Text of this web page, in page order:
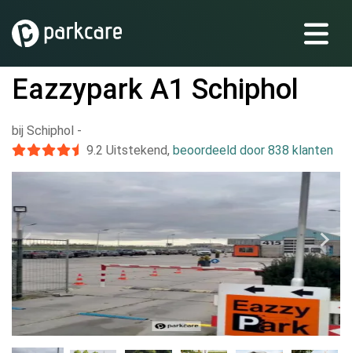
Eazzypark A1 Schiphol
bij Schiphol -
9.2 Uitstekend, beoordeeld door 838 klanten